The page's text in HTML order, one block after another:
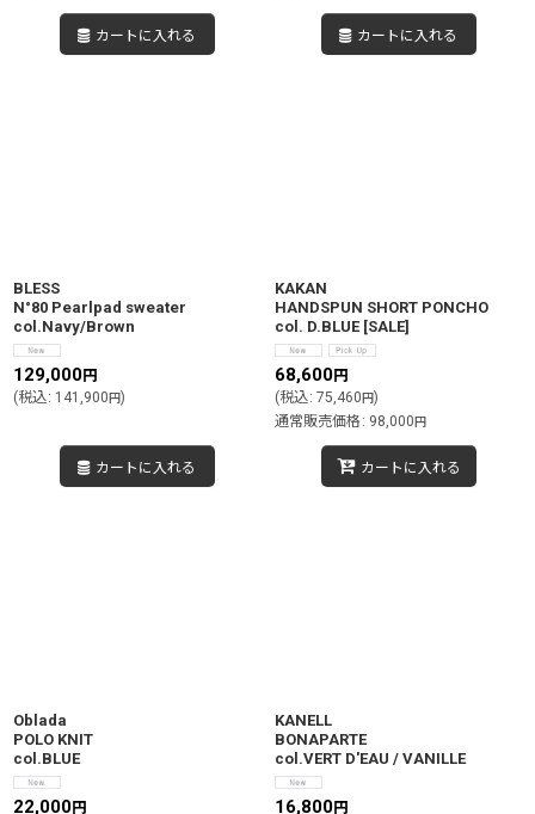
カートに入れる カートに入れる
BLESS
N°80 Pearlpad sweater
col.Navy/Brown
129,000円
(税込: 141,900円)
カートに入れる
KAKAN
HANDSPUN SHORT PONCHO
col. D.BLUE [SALE]
68,600円
(税込: 75,460円)
通常販売価格 : 98,000円
カートに入れる
Oblada
POLO KNIT
col.BLUE
22,000円
KANELL
BONAPARTE
col.VERT D'EAU / VANILLE
16,800円